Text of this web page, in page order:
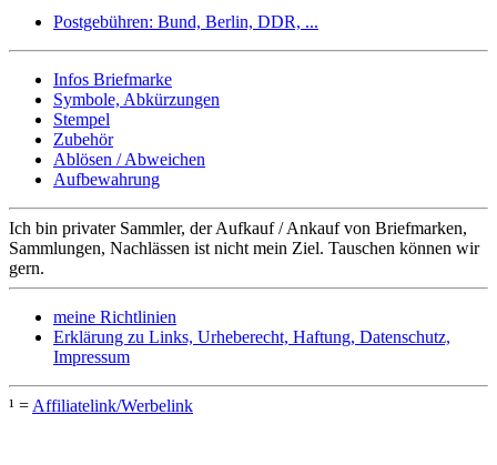
Postgebühren: Bund, Berlin, DDR, ...
Infos Briefmarke
Symbole, Abkürzungen
Stempel
Zubehör
Ablösen / Abweichen
Aufbewahrung
Ich bin privater Sammler, der Aufkauf / Ankauf von Briefmarken,
Sammlungen, Nachlässen ist nicht mein Ziel. Tauschen können wir
gern.
meine Richtlinien
Erklärung zu Links, Urheberecht, Haftung, Datenschutz,
Impressum
¹ = Affiliatelink/Werbelink